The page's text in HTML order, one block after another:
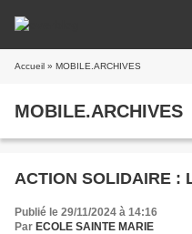
Accueil » MOBILE.ARCHIVES
MOBILE.ARCHIVES
ACTION SOLIDAIRE :
Publié le 29/11/2024 à 14:16
Par ECOLE SAINTE MARIE